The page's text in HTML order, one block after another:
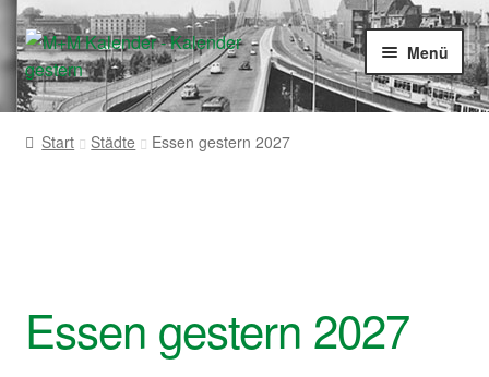
Zur
Navigation
springen
Zum
Inhalt
springen
Menü
Startseite
Start Städte Essen gestern 2027
Essen gestern 2027